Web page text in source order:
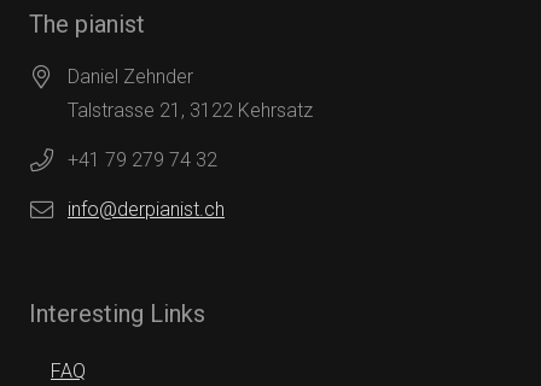
The pianist
Daniel Zehnder
Talstrasse 21, 3122 Kehrsatz
+41 79 279 74 32
info@derpianist.ch
Interesting Links
FAQ